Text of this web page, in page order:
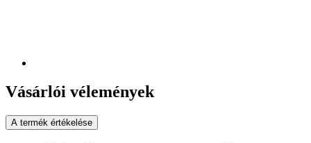
Vásárlói vélemények
A termék értékelése